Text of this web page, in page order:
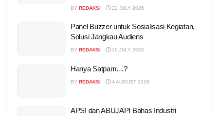
BY REDAKSI 22 JULY 2026
Panel Buzzer untuk Sosialisasi Kegiatan,
Solusi Jangkau Audiens
BY REDAKSI 10 JULY 2026
Hanya Satpam…?
BY REDAKSI 4 AUGUST 2026
APSI dan ABUJAPI Bahas Industri